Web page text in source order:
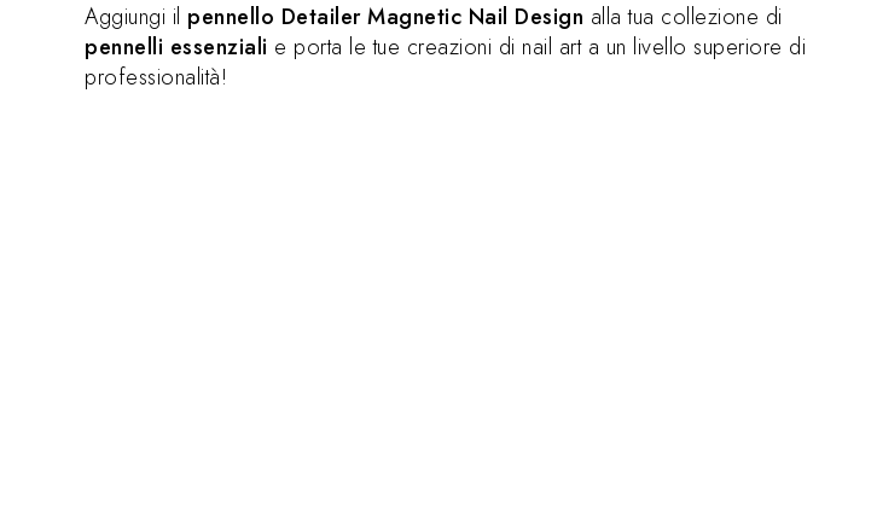
Aggiungi il pennello Detailer Magnetic Nail Design alla tua collezione di
pennelli essenziali e porta le tue creazioni di nail art a un livello superiore di
professionalità!